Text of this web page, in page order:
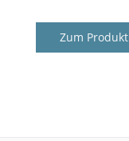
Zum Produkt